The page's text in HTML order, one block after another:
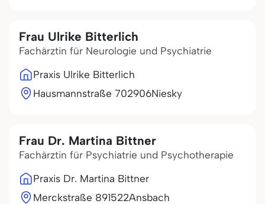
Frau Ulrike Bitterlich
Fachärztin für Neurologie und Psychiatrie
Praxis Ulrike Bitterlich
Hausmannstraße 702906Niesky
Frau Dr. Martina Bittner
Fachärztin für Psychiatrie und Psychotherapie
Praxis Dr. Martina Bittner
Merckstraße 891522Ansbach